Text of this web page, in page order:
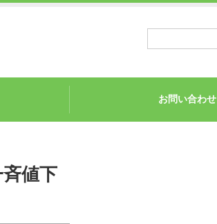
お問い合わせ
値下